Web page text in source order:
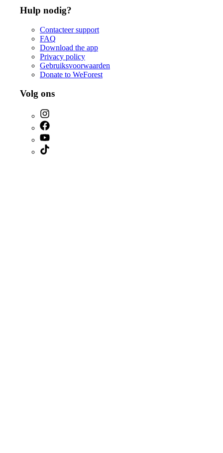
Hulp nodig?
Contacteer support
FAQ
Download the app
Privacy policy
Gebruiksvoorwaarden
Donate to WeForest
Volg ons